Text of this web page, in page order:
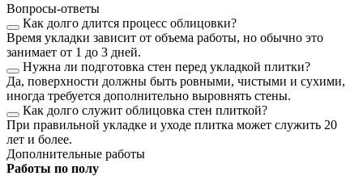
Вопросы-ответы
Как долго длится процесс облицовки?
Время укладки зависит от объема работы, но обычно это
занимает от 1 до 3 дней.
Нужна ли подготовка стен перед укладкой плитки?
Да, поверхности должны быть ровными, чистыми и сухими,
иногда требуется дополнительно выровнять стены.
Как долго служит облицовка стен плиткой?
При правильной укладке и уходе плитка может служить 20
лет и более.
Дополнительные работы
Работы по полу